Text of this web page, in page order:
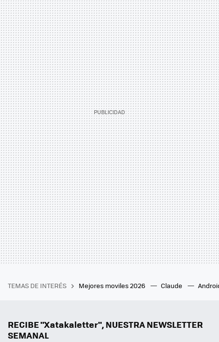
TEMAS DE INTERÉS Mejores moviles 2026 Claude
RECIBE "Xatakaletter", NUESTRA NEWSLETTER
SEMANAL